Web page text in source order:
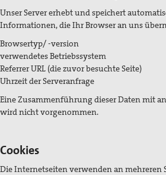
Unser Server erhebt und speichert
Informationen, die Ihr Browser an uns
Browsertyp/ -version
verwendetes Betriebssystem
Referrer URL (die zuvor besuchte Seite)
Uhrzeit der Serveranfrage
Eine Zusammenführung dieser Daten mit
wird nicht vorgenommen.
Cookies
Die Internetseiten verwenden an mehreren